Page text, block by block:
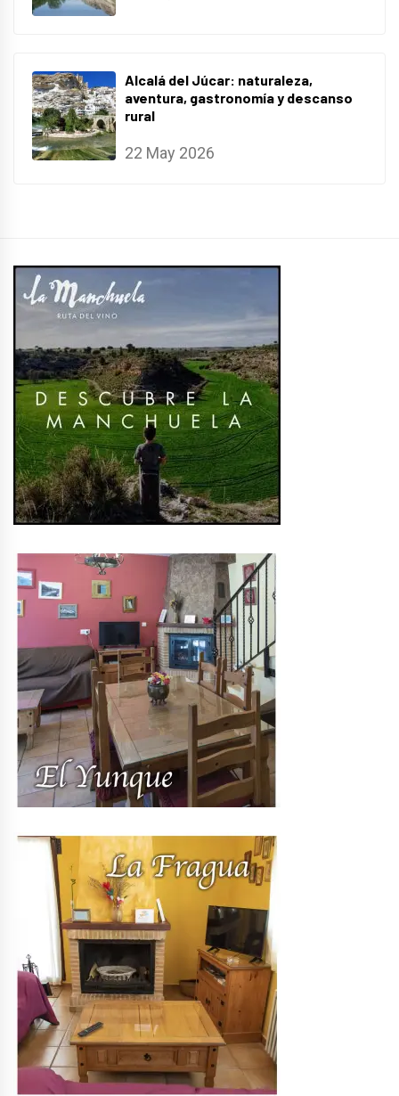
Alcalá del Júcar: naturaleza,
aventura, gastronomía y descanso
rural
22 May 2026